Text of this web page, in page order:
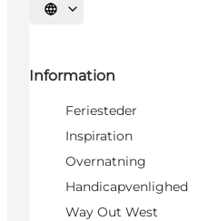
Vælg sprog
Information
Feriesteder
Inspiration
Overnatning
Handicapvenlighed
Way Out West